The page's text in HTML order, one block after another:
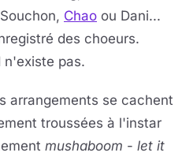
Chao ou Dani...
des choeurs.
n'existe pas.
arrangements se cachent
troussées à l'instar
mushaboom - let it